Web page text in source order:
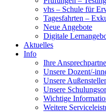
vhs – Schule für
Tagesfahrten –
Neue Angebote
Digitale
Aktuelles
Info
Ihre
Unsere Dozent/-
Unsere
Unsere
Wichtige
Weitere